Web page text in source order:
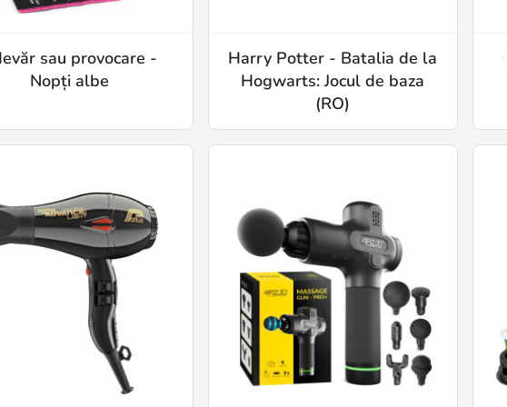
sau provocare -
Nopți albe
Harry Potter - Batalia de la
Hogwarts: Jocul de baza
(RO)